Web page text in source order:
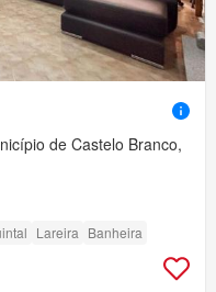
de Castelo Branco,
Lareira Banheira